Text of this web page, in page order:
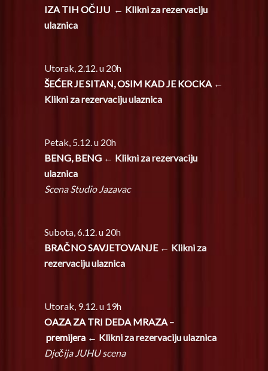
IZA TIH OČIJU ← Klikni za rezervaciju
ulaznica
Utorak, 2.12. u 20h
ŠEĆER JE SITAN, OSIM KAD JE KOCKA ←
Klikni za rezervaciju ulaznica
Petak, 5.12. u 20h
BENG, BENG ← Klikni za rezervaciju
ulaznica
Scena Studio Jazavac
Subota, 6.12. u 20h
BRAČNO SAVJETOVANJE← Klikni za
rezervaciju ulaznica
Utorak, 9.12. u 19h
OAZA ZA TRI DEDA MRAZA –
premijera ← Klikni za rezervaciju ulaznica
Dječija JUHU scena